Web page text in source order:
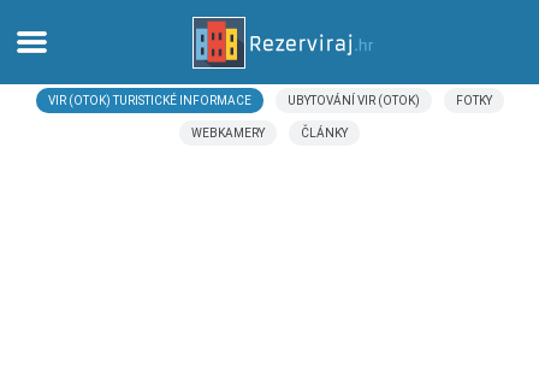
Domů
VIR (OTOK) TURISTICKÉ INFORMACE UBYTOVÁNÍ VIR (OTOK) FOTKY
WEBKAMERY ČLÁNKY